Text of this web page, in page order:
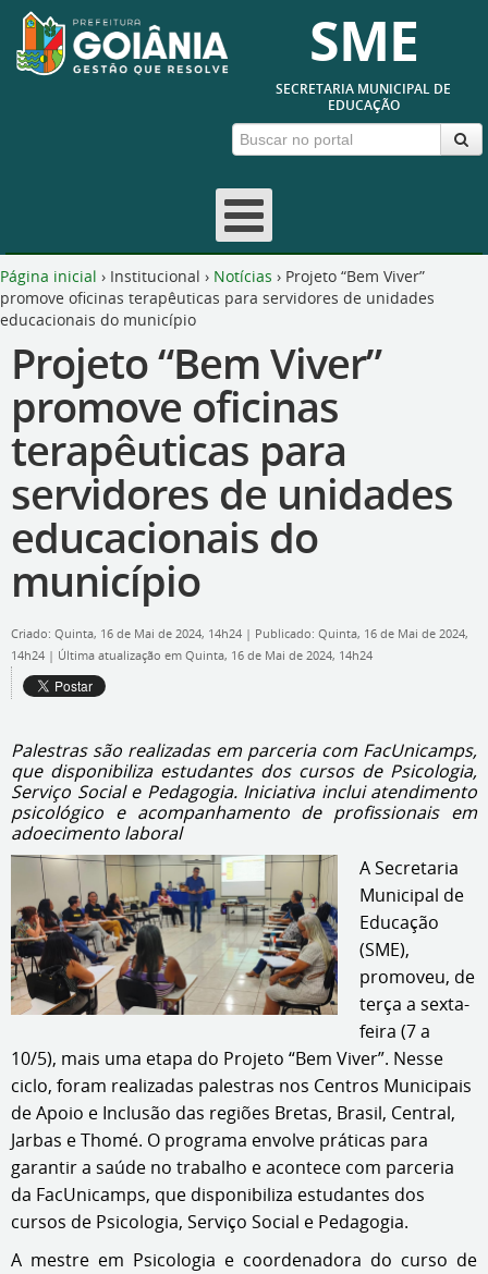
SME
SECRETARIA MUNICIPAL DE
EDUCAÇÃO
Página inicial › Institucional › Notícias › Projeto “Bem Viver”
promove oficinas terapêuticas para servidores de unidades
educacionais do município
Projeto “Bem Viver”
promove oficinas
terapêuticas para
servidores de unidades
educacionais do
município
Criado: Quinta, 16 de Mai de 2024, 14h24 | Publicado: Quinta, 16 de Mai de 2024,
14h24 | Última atualização em Quinta, 16 de Mai de 2024, 14h24
Palestras são realizadas em parceria com FacUnicamps,
que disponibiliza estudantes dos cursos de Psicologia,
Serviço Social e Pedagogia. Iniciativa inclui atendimento
psicológico e acompanhamento de profissionais em
adoecimento laboral
A Secretaria
Municipal de
Educação
(SME),
promoveu, de
terça a sexta-
feira (7 a
10/5), mais uma etapa do Projeto “Bem Viver”. Nesse
ciclo, foram realizadas palestras nos Centros Municipais
de Apoio e Inclusão das regiões Bretas, Brasil, Central,
Jarbas e Thomé. O programa envolve práticas para
garantir a saúde no trabalho e acontece com parceria
da FacUnicamps, que disponibiliza estudantes dos
cursos de Psicologia, Serviço Social e Pedagogia.
A mestre em Psicologia e coordenadora do curso de